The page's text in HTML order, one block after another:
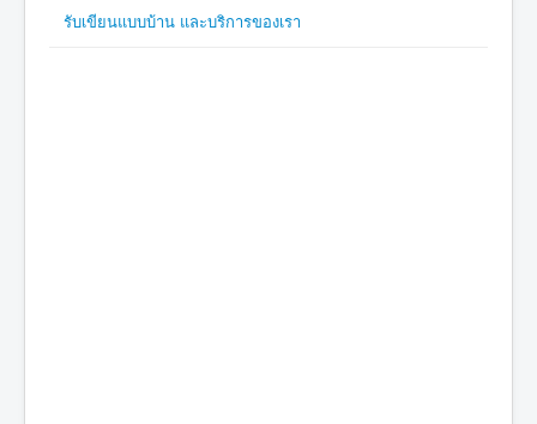
รับเขียนแบบบ้าน และบริการของเรา